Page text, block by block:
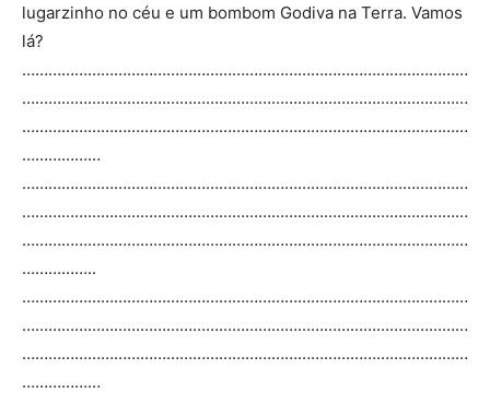
lugarzinho no céu e um bombom Godiva na Terra. Vamos
lá?
…………………………………………………………………………………………
…………………………………………………………………………………………
…………………………………………………………………………………………
………………
…………………………………………………………………………………………
…………………………………………………………………………………………
…………………………………………………………………………………………
……………..
…………………………………………………………………………………………
…………………………………………………………………………………………
…………………………………………………………………………………………
………………